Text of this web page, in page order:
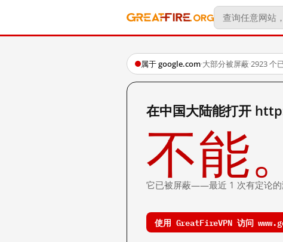
属于 google.com·大部分被屏蔽·2923 个
在中国大陆能打开
不能。
它已被屏蔽——最近 1 次有定论的
使用 GreatFireVPN 访问